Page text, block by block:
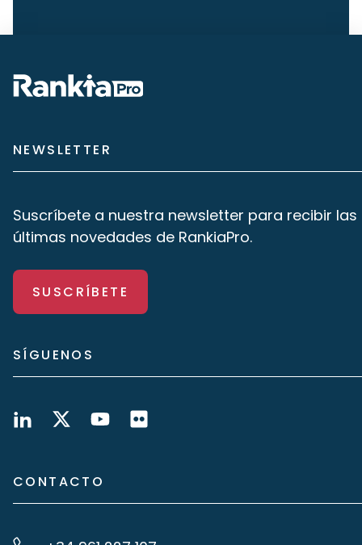
NEWSLETTER
Suscríbete a nuestra newsletter para recibir las
últimas novedades de RankiaPro.
SUSCRÍBETE
SÍGUENOS
CONTACTO